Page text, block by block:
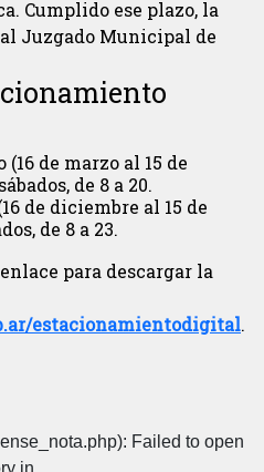
Cumplido ese plazo, la
Juzgado Municipal de
de marzo al 15 de
de 8 a 20.
de diciembre al 15 de
de 8 a 23.
para descargar la
estacionamientodigital.
Failed to open
in